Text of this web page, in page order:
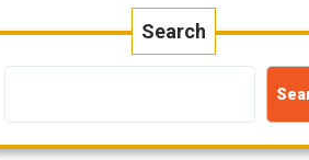
Search